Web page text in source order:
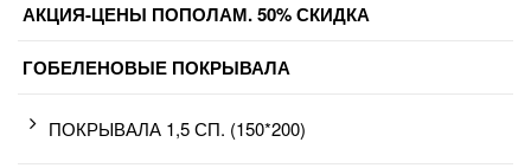
АКЦИЯ-ЦЕНЫ ПОПОЛАМ. 50% СКИДКА
ГОБЕЛЕНОВЫЕ ПОКРЫВАЛА
ПОКРЫВАЛА 1,5 СП. (150*200)